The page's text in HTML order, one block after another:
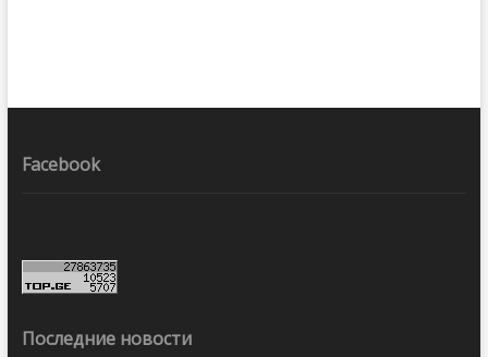
Facebook
Последние новости